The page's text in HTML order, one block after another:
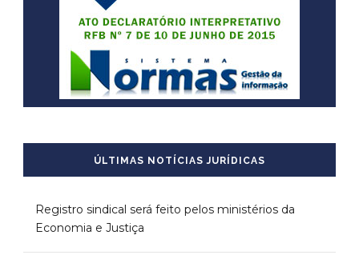
ÚLTIMAS NOTÍCIAS JURÍDICAS
Registro sindical será feito pelos ministérios da
Economia e Justiça